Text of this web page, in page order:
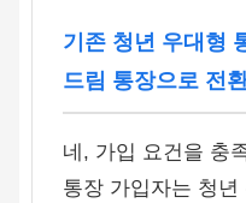
기존 청년 우대형
드림 통장으로 전
네, 가입 요건을 충
통장 가입자는 청년